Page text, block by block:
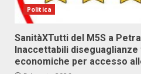
Politica
SanitàXTutti del M5S a
Inaccettabili
economiche per accesso